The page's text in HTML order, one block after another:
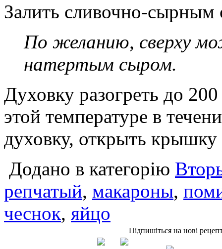
Залить сливочно-сырным
По желанию, сверху
натертым сыром.
Духовку разогреть до
этой температуре в
духовку, открыть
Додано в категорію
репчатый, макароны,
чеснок, яйцо
Підпишіться на нові